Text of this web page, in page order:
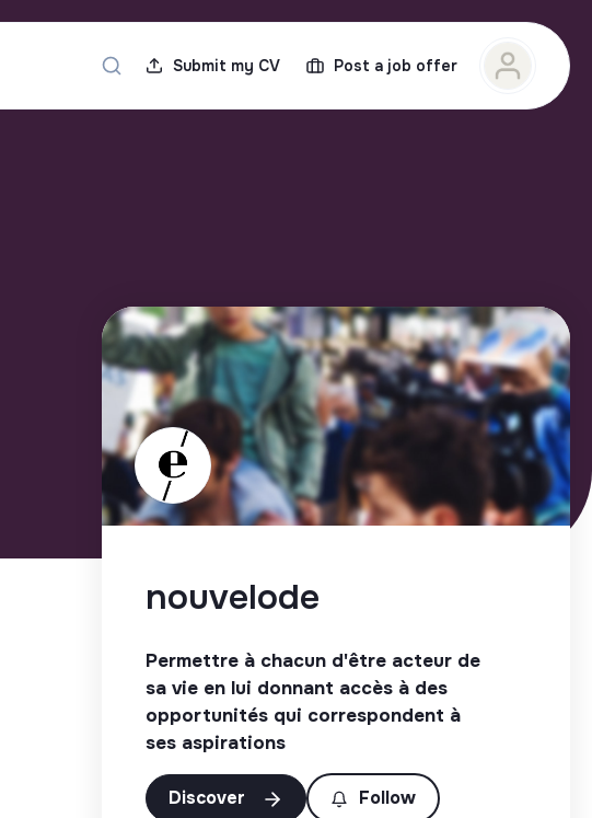
Submit my CV Post a job offer
nouvelode
Permettre à chacun d'être acteur de
sa vie en lui donnant accès à des
opportunités qui correspondent à
ses aspirations
Discover Follow